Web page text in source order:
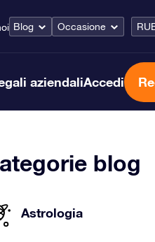
Blog Occasione
aziendaliAccedi
blog
Astrologia